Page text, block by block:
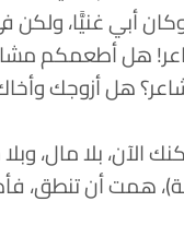
أبي غنيًّا،
هل أطعمكم
هل أزوجك
الآن، بلا مال،
همت أن تنطق،